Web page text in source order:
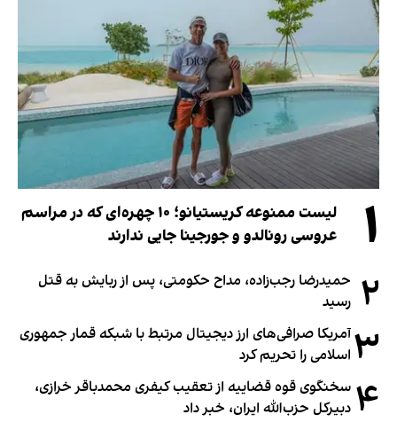
۱
لیست ممنوعه کریستیانو؛ ۱۰ چهره‌ای که در مراسم
عروسی رونالدو و جورجینا جایی ندارند
۲ حمیدرضا رجب‌زاده، مداح حکومتی، پس از ربایش به قتل
رسید
۳آمریکا صرافی‌های ارز دیجیتال مرتبط با شبکه قمار جمهوری
اسلامی را تحریم کرد
۴ سخنگوی قوه قضاییه از تعقیب کیفری محمدباقر خرازی،
دبیر‌کل حزب‌الله ایران، خبر داد